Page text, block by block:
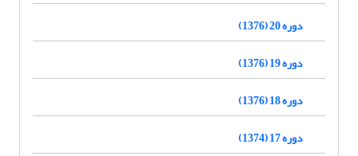
دوره 20 (1376)
دوره 19 (1376)
دوره 18 (1376)
دوره 17 (1374)